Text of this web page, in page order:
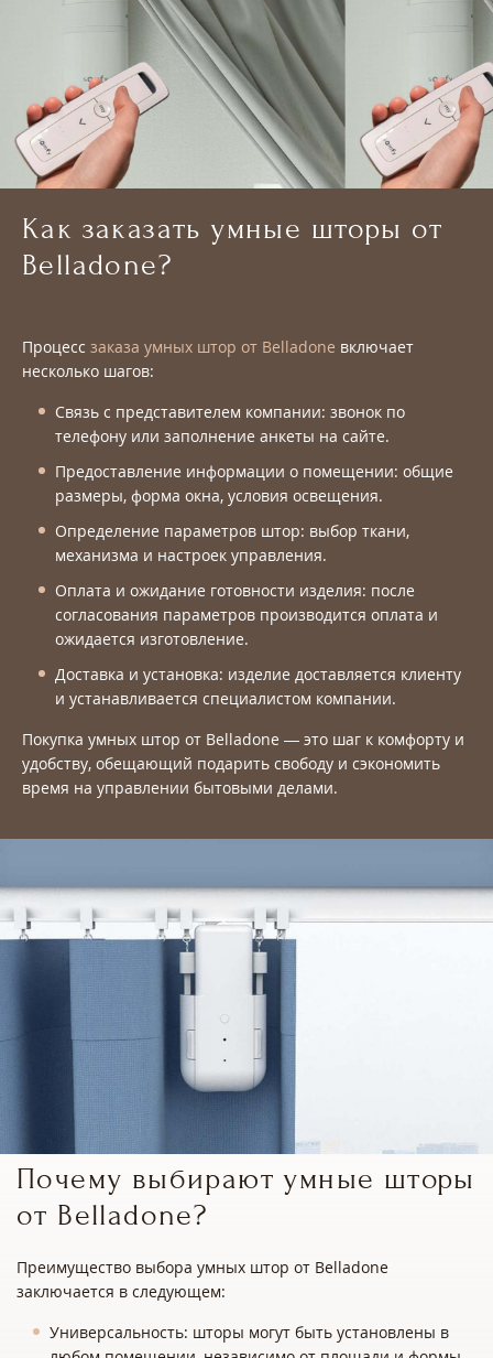
Как заказать умные шторы от
Belladone?
Процесс заказа умных штор от Belladone включает
несколько шагов:
Связь с представителем компании: звонок по
телефону или заполнение анкеты на сайте.
Предоставление информации о помещении: общие
размеры, форма окна, условия освещения.
Определение параметров штор: выбор ткани,
механизма и настроек управления.
Оплата и ожидание готовности изделия: после
согласования параметров производится оплата и
ожидается изготовление.
Доставка и установка: изделие доставляется клиенту
и устанавливается специалистом компании.
Покупка умных штор от Belladone — это шаг к комфорту и
удобству, обещающий подарить свободу и сэкономить
время на управлении бытовыми делами.
Почему выбирают умные шторы
от Belladone?
Преимущество выбора умных штор от Belladone
заключается в следующем:
Универсальность: шторы могут быть установлены в